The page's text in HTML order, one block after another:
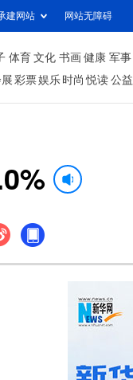
建网站 网站无障碍
体育 文化 书画 健康 军事
彩票娱乐 时尚 悦读 公益